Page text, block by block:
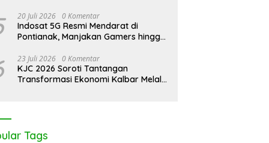
20 Juli 2026 0 Komentar
Indosat 5G Resmi Mendarat di
Pontianak, Manjakan Gamers hingga
23 Juli 2026 0 Komentar
KJC 2026 Soroti Tantangan
Transformasi Ekonomi Kalbar Melalui
Tags